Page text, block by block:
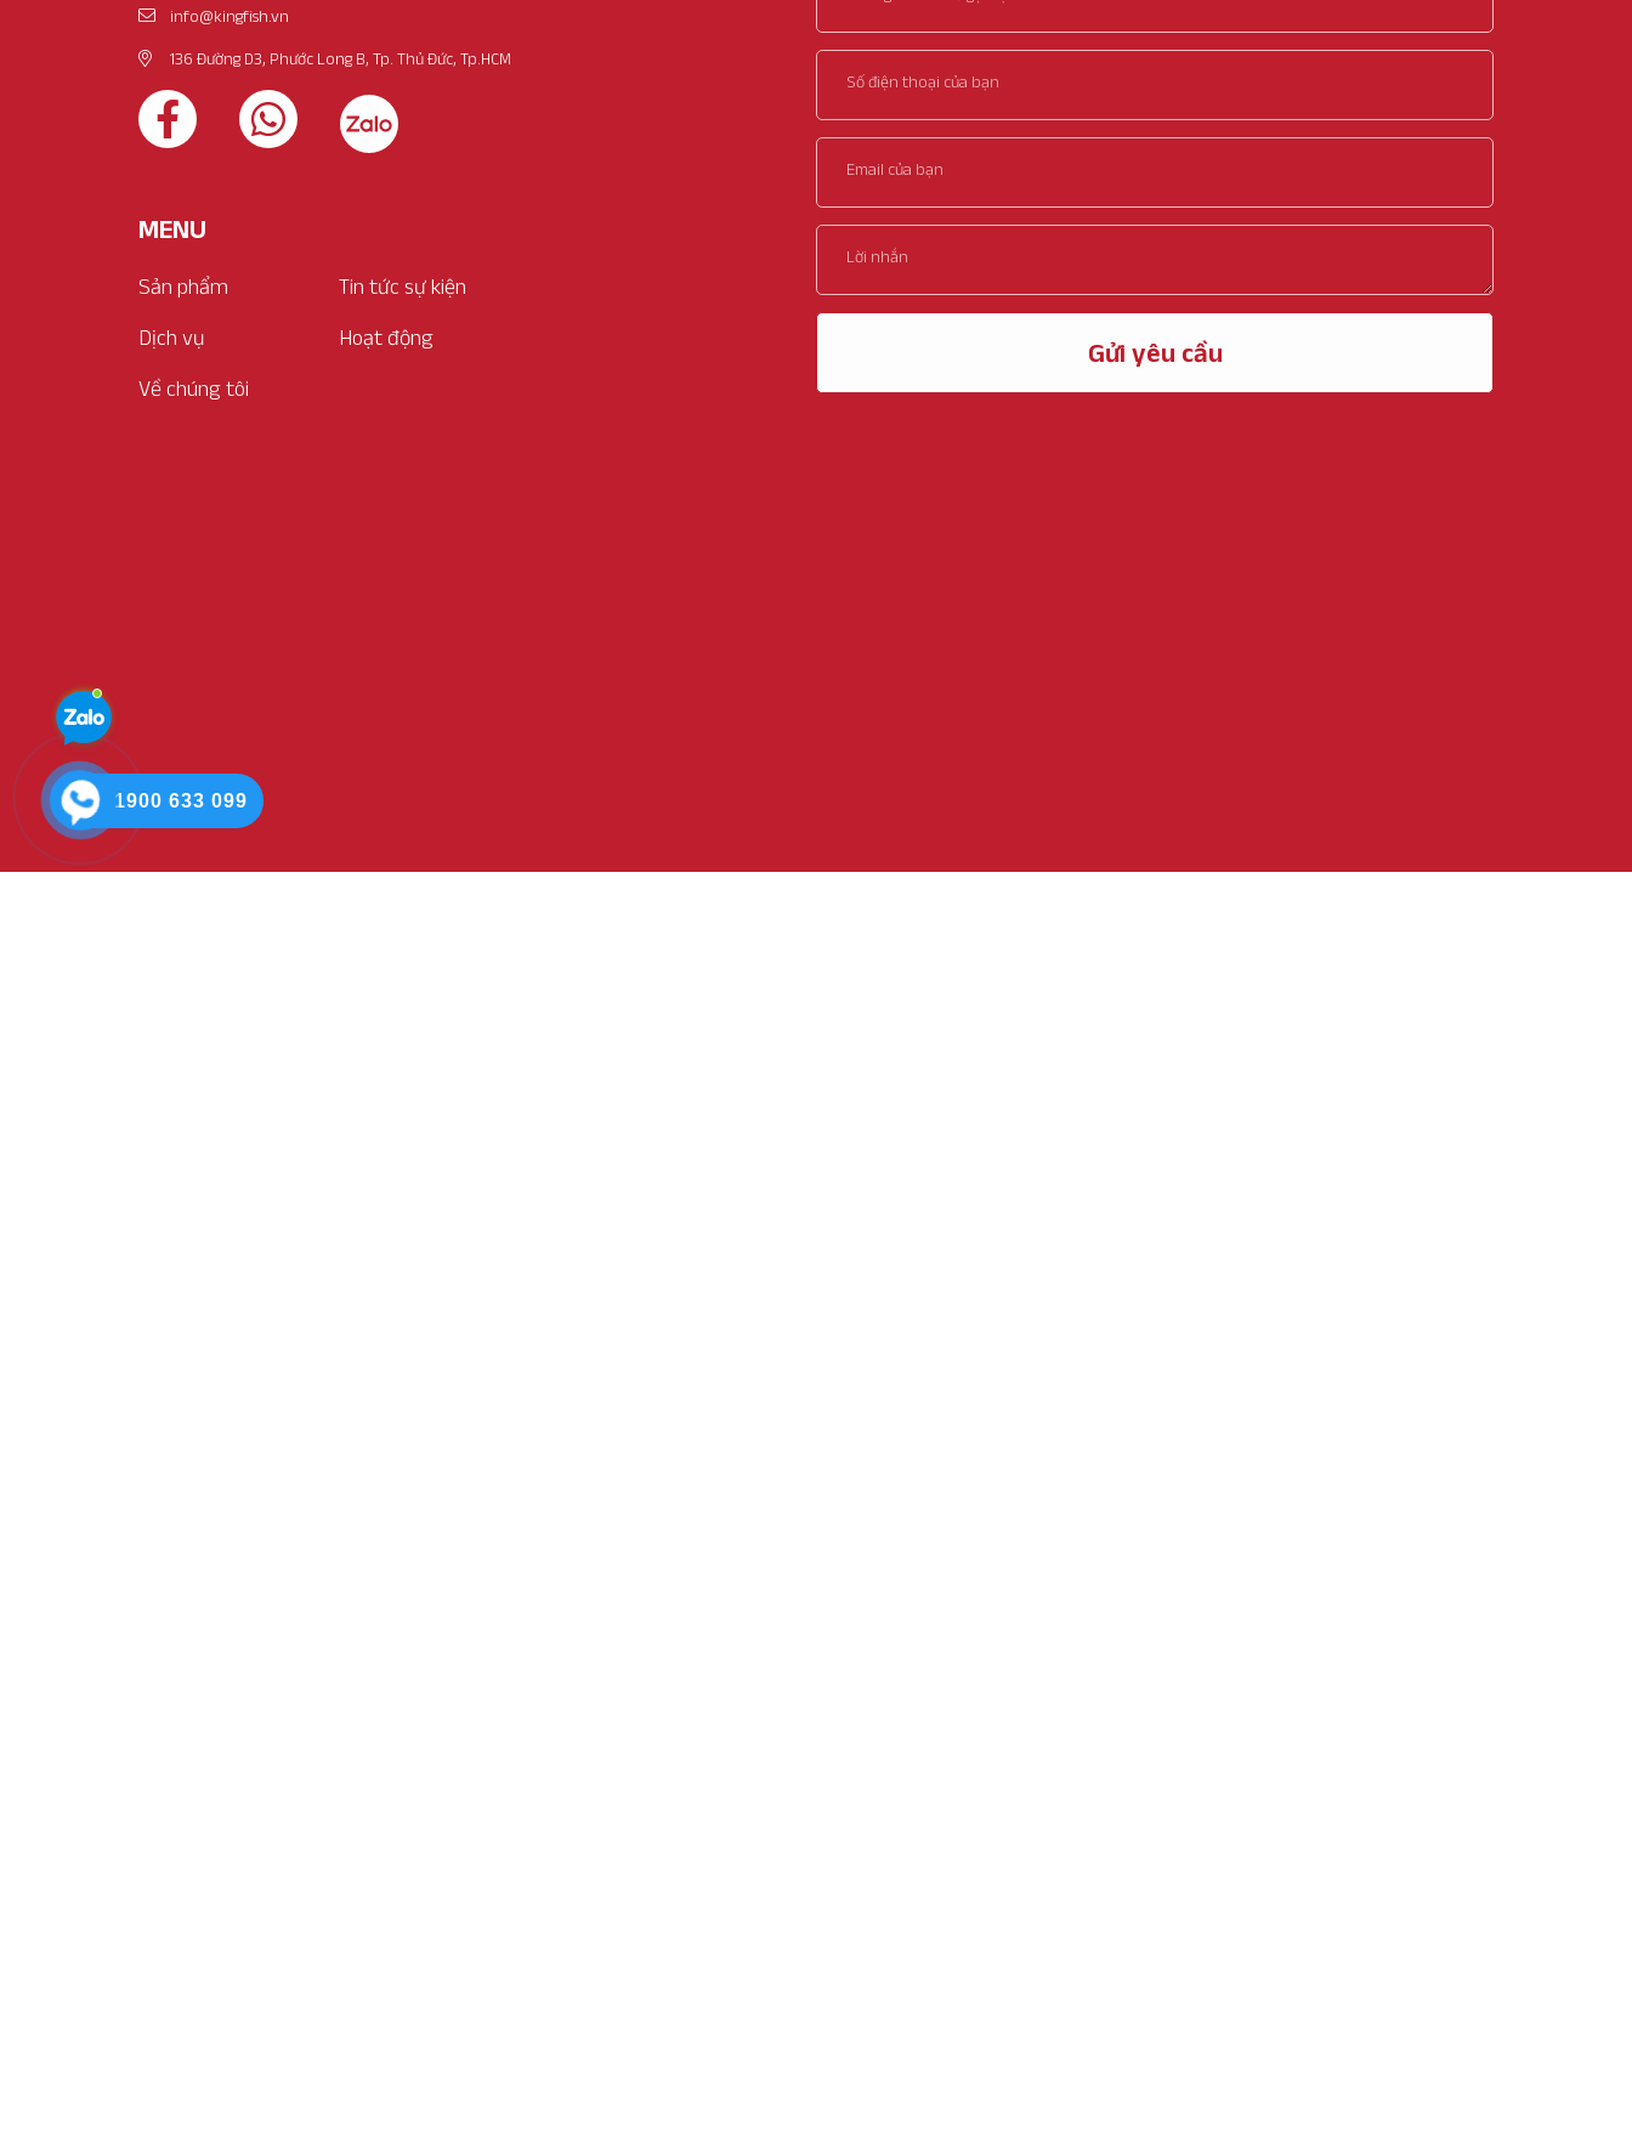
info@kingfish.vn
136 Đường D3, Phước Long B, Tp. Thủ Đức, Tp.HCM
MENU
Sản phẩm
Dịch vụ
Về chúng tôi
Tin tức sự kiện
Hoạt động
Số điện thoại của bạn
Email của bạn
Lời nhắn
Gửi yêu cầu
1900 633 099